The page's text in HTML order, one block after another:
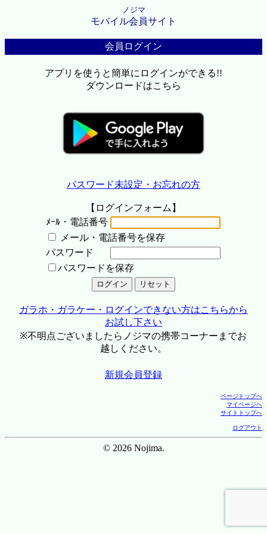
ノジマ
モバイル会員サイト
会員ログイン
アプリを使うと簡単にログインができる!!
ダウンロードはこちら
パスワード未設定・お忘れの方
【ログインフォーム】
ﾒｰﾙ・電話番号
メール・電話番号を保存
パスワード
パスワードを保存
ガラホ・ガラケー・ログインできない方はこちらから
お試し下さい
※不明点ございましたらノジマの携帯コーナーまでお
越しください。
新規会員登録
ページトップへ
マイページへ
サイトトップへ
ログアウト
© 2026 Nojima.